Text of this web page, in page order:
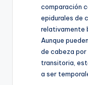
comparación
epidurales de
relativamente
Aunque
de cabeza por
transitoria,
a ser